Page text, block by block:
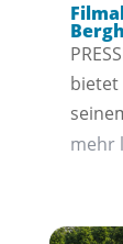
bietet
mehr